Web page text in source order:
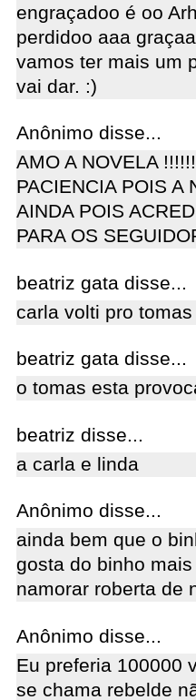
engraçadoo é oo
perdidoo aaa
vamos ter mais um
vai dar. :)
Anônimo disse...
AMO A NOVELA
PACIENCIA POIS A
AINDA POIS
PARA OS
beatriz gata disse...
carla volti pro tomas
beatriz gata disse...
o tomas esta
beatriz disse...
a carla e linda
Anônimo disse...
ainda bem que o
gosta do binho
namorar roberta de
Anônimo disse...
Eu preferia 100000
se chama rebelde